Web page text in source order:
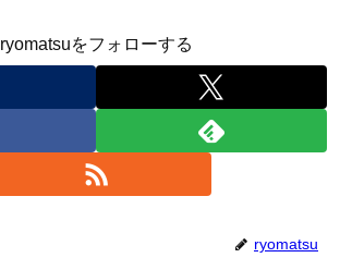
ryomatsuをフォローする
ryomatsu